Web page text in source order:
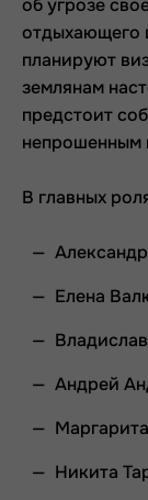
об угрозе
отдыхающего
планируют
землянам
предстоит
непрошенным
В главных
Елена
Андрей
Никита